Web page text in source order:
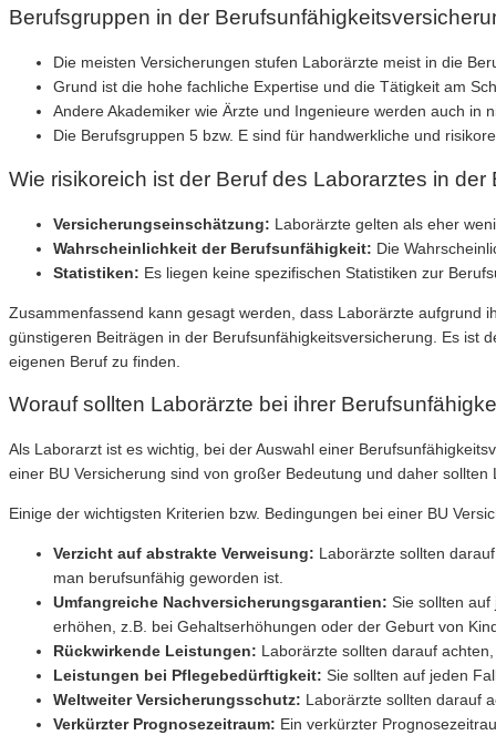
Berufsgruppen in der
Die meisten Versicherungen stufen Laborärzte meist in die
Grund ist die hohe fachliche Expertise und die Tätigkeit am
Andere Akademiker wie Ärzte und Ingenieure werden auch in
Die Berufsgruppen 5 bzw. E sind für handwerkliche und
Wie risikoreich ist der Beruf des Laborarztes in der
Versicherungseinschätzung: Laborärzte gelten als eher
Wahrscheinlichkeit der Berufsunfähigkeit: Die
Statistiken: Es liegen keine spezifischen Statistiken zur
Zusammenfassend kann gesagt werden, dass Laborärzte aufgrund
günstigeren Beiträgen in der Berufsunfähigkeitsversicherung. Es ist
eigenen Beruf zu finden.
Worauf sollten Laborärzte bei ihrer
Als Laborarzt ist es wichtig, bei der Auswahl einer
einer BU Versicherung sind von großer Bedeutung und daher
Einige der wichtigsten Kriterien bzw. Bedingungen bei einer BU
Verzicht auf abstrakte Verweisung: Laborärzte sollten
man berufsunfähig geworden ist.
Umfangreiche Nachversicherungsgarantien: Sie sollten
erhöhen, z.B. bei Gehaltserhöhungen oder der Geburt von
Rückwirkende Leistungen: Laborärzte sollten darauf
Leistungen bei Pflegebedürftigkeit: Sie sollten auf jeden
Weltweiter Versicherungsschutz: Laborärzte sollten darauf
Verkürzter Prognosezeitraum: Ein verkürzter